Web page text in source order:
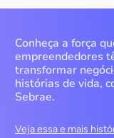
Conheça a força
empreendedores
transformar
histórias de vida,
Sebrae.
Veja essa e mais